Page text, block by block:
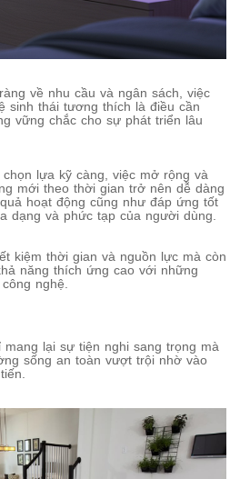
về nhu cầu và ngân sách, việc
sinh thái tương thích là điều cần
vững chắc cho sự phát triển lâu
lựa kỹ càng, việc mở rộng và
mới theo thời gian trở nên dễ dàng
hoạt động cũng như đáp ứng tốt
dạng và phức tạp của người dùng.
kiệm thời gian và nguồn lực mà còn
năng thích ứng cao với những
nghệ.
mang lại sự tiện nghi sang trọng mà
sống an toàn vượt trội nhờ vào